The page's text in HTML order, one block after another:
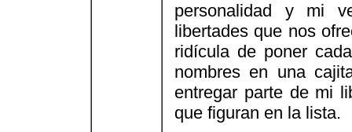
personalidad y mi
libertades que nos
ridícula de poner
nombres en una
entregar parte de mi
que figuran en la lista.